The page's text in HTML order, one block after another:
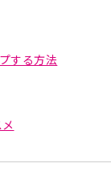
する方法